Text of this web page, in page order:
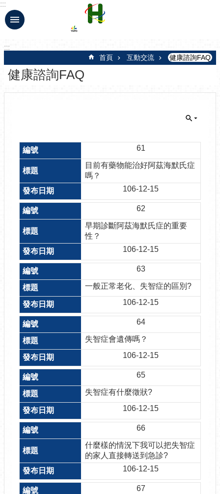
跳到主要內容區塊
:::
:::
首頁 互動交流 健康諮詢FAQ
健康諮詢FAQ
61
目前有藥物能治好阿茲海默氏症
嗎？
106-12-15
62
早期診斷阿茲海默氏症的重要
性？
106-12-15
63
一般正常老化、失智症的區別?
106-12-15
64
失智症會遺傳嗎？
106-12-15
65
失智症有什麼徵狀?
106-12-15
66
什麼樣的情況下我可以把失智症
的家人直接轉送到急診?
106-12-15
67